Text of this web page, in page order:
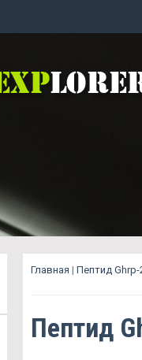
Главная | Пептид
Пептид